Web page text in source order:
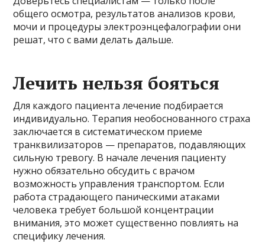
общего осмотра, результатов анализов крови,
мочи и процедуры электроэнцефалографии они
решат, что с вами делать дальше.
Лечить нельзя бояться
Для каждого пациента лечение подбирается
индивидуально. Терапия необоснованного страха
заключается в систематическом приеме
транквилизаторов — препаратов, подавляющих
сильную тревогу. В начале лечения пациенту
нужно обязательно обсудить с врачом
возможность управления транспортом. Если
работа страдающего паническими атаками
человека требует большой концентрации
внимания, это может существенно повлиять на
специфику лечения.